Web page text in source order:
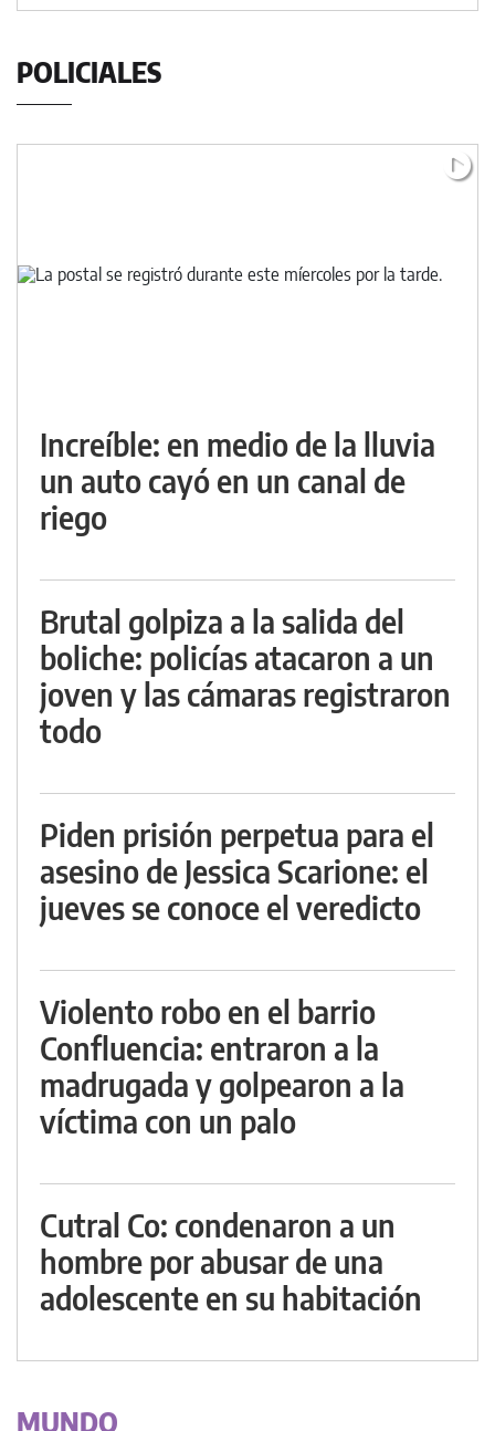
POLICIALES
Increíble: en medio de la lluvia
un auto cayó en un canal de
riego
Brutal golpiza a la salida del
boliche: policías atacaron a un
joven y las cámaras registraron
todo
Piden prisión perpetua para el
asesino de Jessica Scarione: el
jueves se conoce el veredicto
Violento robo en el barrio
Confluencia: entraron a la
madrugada y golpearon a la
víctima con un palo
Cutral Co: condenaron a un
hombre por abusar de una
adolescente en su habitación
MUNDO